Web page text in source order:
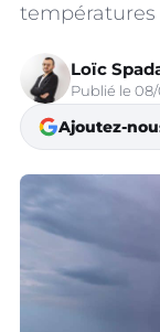
températures
Loïc
Publié le 08/
Ajoutez-